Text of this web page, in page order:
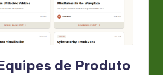
de Produto